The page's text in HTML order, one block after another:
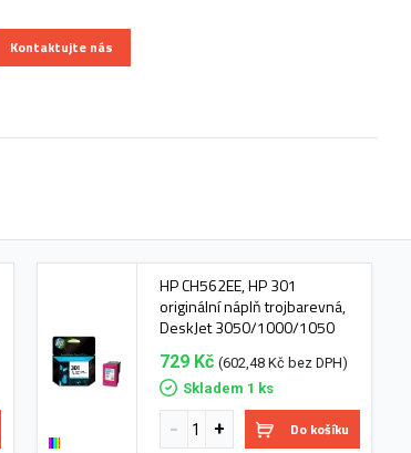
Kontaktujte nás
HP CH562EE, HP 301
originální náplň trojbarevná,
DeskJet 3050/1000/1050
729 Kč (602,48 Kč bez DPH)
Skladem 1 ks
Do košíku